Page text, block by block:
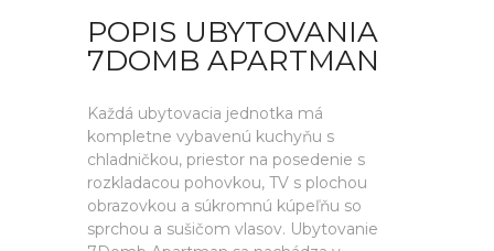
POPIS UBYTOVANIA
7DOMB APARTMAN
Každá ubytovacia jednotka má
kompletne vybavenú kuchyňu s
chladničkou, priestor na posedenie s
rozkladacou pohovkou, TV s plochou
obrazovkou a súkromnú kúpeľňu so
sprchou a sušičom vlasov. Ubytovanie